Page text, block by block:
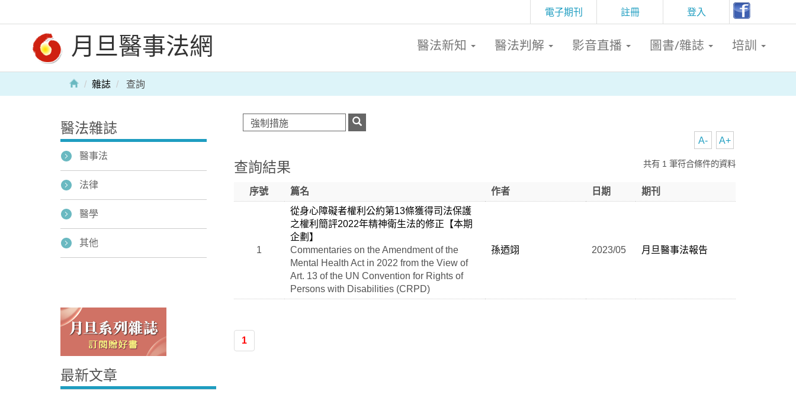
註冊 登入
電子期刊
月旦醫事法網 醫法新知 醫法判解 影音直播 圖書/雜誌 培訓
Home
雜誌 查詢
A+
A-
查詢結果 共有 1 筆符合條件的資料
序號 篇名 作者 日期 期刊
1
從身心障礙者權利公約第13條獲得司法保護
之權利簡評2022年精神衛生法的修正【本期
企劃】
Commentaries on the Amendment of the
Mental Health Act in 2022 from the View of
Art. 13 of the UN Convention for Rights of
Persons with Disabilities (CRPD)
孫迺翊 2023/05 月旦醫事法報告
1
醫法雜誌
醫事法
法律
醫學
其他
最新文章